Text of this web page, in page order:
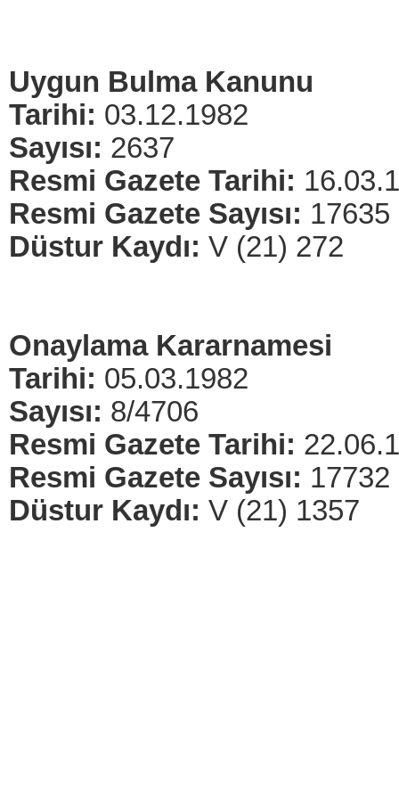
Uygun Bulma Kanunu
Tarihi: 03.12.1982
Sayısı: 2637
Resmi Gazete Tarihi:
Resmi Gazete Sayısı: 17635
Düstur Kaydı: V (21) 272
Onaylama Kararnamesi
Tarihi: 05.03.1982
Sayısı: 8/4706
Resmi Gazete Tarihi:
Resmi Gazete Sayısı: 17732
Düstur Kaydı: V (21) 1357